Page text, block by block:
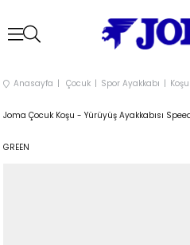
Anasayfa Çocuk Spor Ayakkabı
Joma Çocuk Koşu - Yürüyüş Ayakkabısı
GREEN